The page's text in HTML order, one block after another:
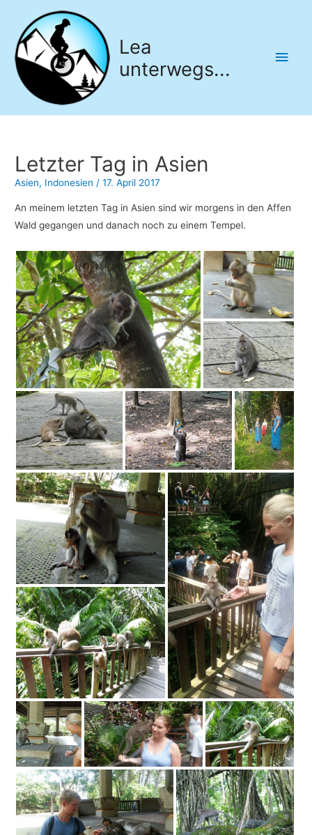
Lea
unterwegs...
Letzter Tag in Asien
Asien, Indonesien /17. April 2017
An meinem letzten Tag in Asien sind wir morgens in den Affen
Wald gegangen und danach noch zu einem Tempel.